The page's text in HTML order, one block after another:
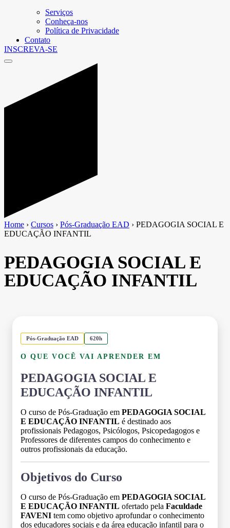
Serviços
Conheça-nos
Política de Privacidade
Contato
INSCREVA-SE
Home › Cursos › Pós-Graduação EAD › PEDAGOGIA SOCIAL E
EDUCAÇÃO INFANTIL
PEDAGOGIA SOCIAL E
EDUCAÇÃO INFANTIL
Pós-Graduação EAD 620h
O QUE VOCÊ VAI APRENDER EM
PEDAGOGIA SOCIAL E
EDUCAÇÃO INFANTIL
O curso de Pós-Graduação em PEDAGOGIA SOCIAL
E EDUCAÇÃO INFANTIL é destinado aos
profissionais Pedagogos, Psicólogos, Psicopedagogos e
Professores de diferentes campos do conhecimento e
outros profissionais da educação.
Objetivos do Curso
O curso de Pós-Graduação em PEDAGOGIA SOCIAL
E EDUCAÇÃO INFANTIL ofertado pela Faculdade
FAVENI tem como objetivo aprofundar o conhecimento
dos educadores sociais e da área educação infantil para o